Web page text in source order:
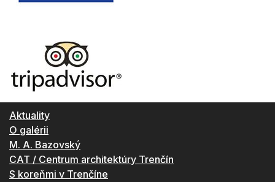
Aktuality
O galérii
M. A. Bazovský
CAT / Centrum architektúry Trenčín
S koreňmi v Trenčíne